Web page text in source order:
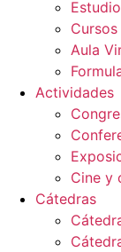
Aula
Actividades
Cine y
Cátedras